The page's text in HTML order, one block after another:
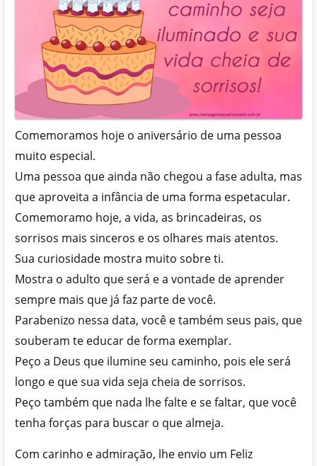
Comemoramos hoje o aniversário de uma pessoa
muito especial.
Uma pessoa que ainda não chegou a fase adulta, mas
que aproveita a infância de uma forma espetacular.
Comemoramo hoje, a vida, as brincadeiras, os
sorrisos mais sinceros e os olhares mais atentos.
Sua curiosidade mostra muito sobre ti.
Mostra o adulto que será e a vontade de aprender
sempre mais que já faz parte de você.
Parabenizo nessa data, você e também seus pais, que
souberam te educar de forma exemplar.
Peço a Deus que ilumine seu caminho, pois ele será
longo e que sua vida seja cheia de sorrisos.
Peço também que nada lhe falte e se faltar, que você
tenha forças para buscar o que almeja.
Com carinho e admiração, lhe envio um Feliz